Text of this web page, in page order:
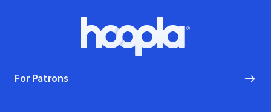
Hoopla logo, Go to homepage
For Patrons